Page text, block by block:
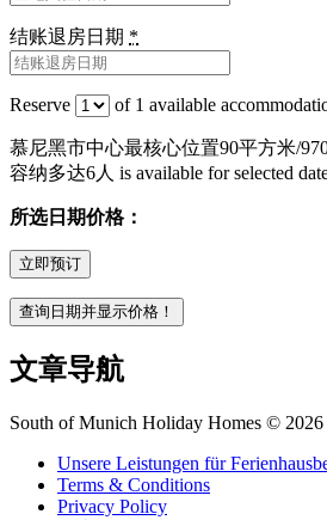
结账退房日期 *
Reserve of 1 available
慕尼黑市中心最核心位置90平方米/
容纳多达6人 is available for selected
所选日期价格：
文章导航
South of Munich Holiday Homes © 2026
Unsere Leistungen für
Terms & Conditions
Privacy Policy